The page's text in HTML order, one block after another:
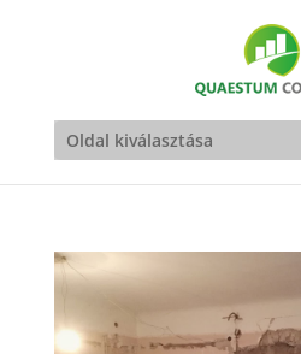
Oldal kiválasztása